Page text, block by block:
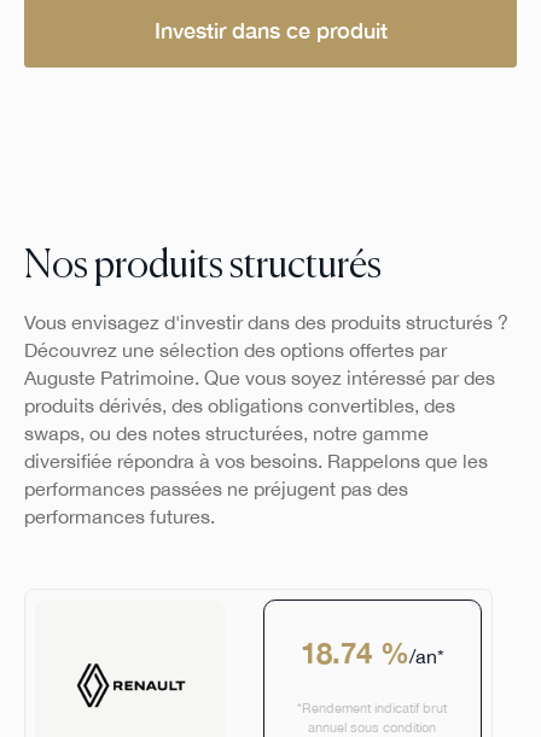
Investir dans ce produit
Nos produits structurés
Vous envisagez d'investir dans des produits structurés ?
Découvrez une sélection des options offertes par
Auguste Patrimoine. Que vous soyez intéressé par des
produits dérivés, des obligations convertibles, des
swaps, ou des notes structurées, notre gamme
diversifiée répondra à vos besoins. Rappelons que les
performances passées ne préjugent pas des
performances futures.
18.74 %/an*
*Rendement indicatif brut
annuel sous condition